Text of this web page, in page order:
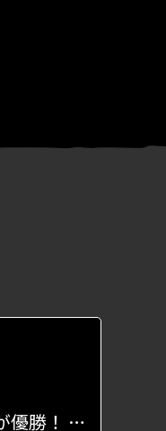
「第2回 全国高等学校BMXフリースタイル選手権大会」女子は杉尾咲空、男子は伊藤蒼空が優勝！ 2人の喜びの声も